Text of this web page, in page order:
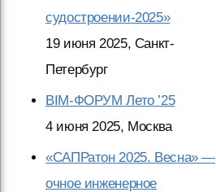
судостроении-2025»
19 июня 2025, Санкт-
Петербург
BIM-ФОРУМ Лето ’25
4 июня 2025, Москва
«САПРатон 2025. Весна» —
очное инженерное